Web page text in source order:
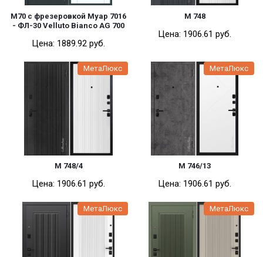
Полипропилен
ПЭТ
Эмаль
Ручки
Ручка- скоба
Для раздвижных дверей
M70 с фрезеровкой Муар 7016
- ФЛ-30 Velluto Bianco AG 700
Цена: 1889.92 pуб.
М 748
Цена: 1906.61 pуб.
МетаЛюкс
М 748/4
Цена: 1906.61 pуб.
МетаЛюкс
М 746/13
Цена: 1906.61 pуб.
МетаЛюкс МетаЛюкс